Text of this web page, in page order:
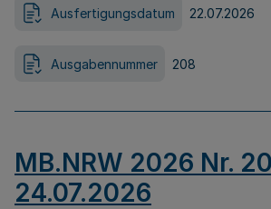
Ausfertigungsdatum 22.07.2026
Ausgabennummer 208
MB.NRW 2026 Nr.
24.07.2026